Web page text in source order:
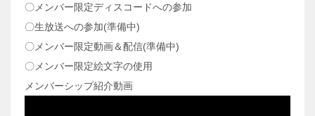
〇メンバー限定ディスコードへの参加
〇生放送への参加(準備中)
〇メンバー限定動画＆配信(準備中)
〇メンバー限定絵文字の使用
メンバーシップ紹介動画